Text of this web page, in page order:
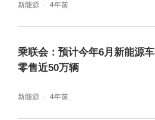
新能源 4年前
乘联会：预计今年6月新能源车
零售近50万辆
新能源 4年前